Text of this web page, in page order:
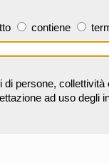
contiene
persone,
ad uso degli